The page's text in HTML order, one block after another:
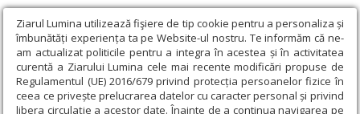
Ziarul Lumina utilizează fişiere de tip cookie pentru a personaliza și
îmbunătăți experiența ta pe Website-ul nostru. Te informăm că ne-
am actualizat politicile pentru a integra în acestea și în activitatea
curentă a Ziarului Lumina cele mai recente modificări propuse de
Regulamentul (UE) 2016/679 privind protecția persoanelor fizice în
ceea ce privește prelucrarea datelor cu caracter personal și privind
libera circulație a acestor date. Înainte de a continua navigarea pe